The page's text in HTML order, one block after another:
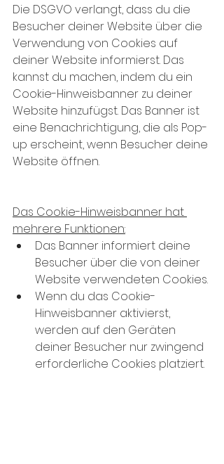
Die DSGVO verlangt, dass du die
Besucher deiner Website über die
Verwendung von Cookies auf
deiner Website informierst. Das
kannst du machen, indem du ein
Cookie-Hinweisbanner zu deiner
Website hinzufügst. Das Banner ist
eine Benachrichtigung, die als Pop-
up erscheint, wenn Besucher deine
Website öffnen.
Das Cookie-Hinweisbanner hat
mehrere Funktionen:
Das Banner informiert deine
Besucher über die von deiner
Website verwendeten Cookies.
Wenn du das Cookie-
Hinweisbanner aktivierst,
werden auf den Geräten
deiner Besucher nur zwingend
erforderliche Cookies platziert.